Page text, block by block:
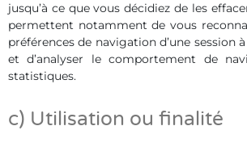
jusqu’à ce que vous décidiez de les
permettent notamment de vous
préférences de navigation d’une session
et d’analyser le comportement de
statistiques.
c) Utilisation ou finalité